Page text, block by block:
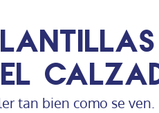
tan bien como se ven.